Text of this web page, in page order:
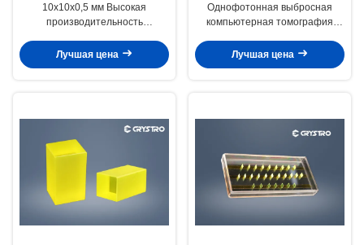
10x10x0,5 мм Высокая
производительность
однокристаллические
субстраты
Лучшая цена
Однофотонная выбросная
компьютерная томография
теплопроводность Гэгг
кристалл
Лучшая цена